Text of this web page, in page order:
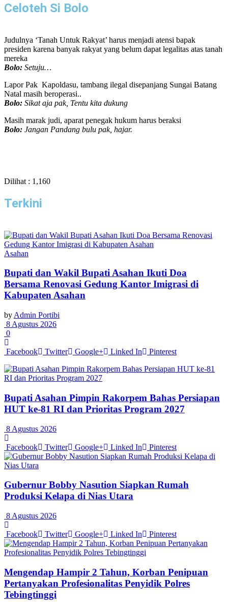
Celoteh Si Bolo
Judulnya ‘Tanah Untuk Rakyat’ harus menjadi atensi bapak
presiden karena banyak rakyat yang belum dapat legalitas atas tanah
mereka
Bolo: Setuju…
Lapor Pak Kapoldasu, tambang ilegal disepanjang Sungai Batang
Natal masih beroperasi..
Bolo: Sikat aja pak, Tentu kita dukung
Masih marak judi, aparat penegak hukum harus beraksi
Bolo: Jangan Pandang bulu pak, hajar.
Dilihat : 1,160
Terkini
Asahan
Bupati dan Wakil Bupati Asahan Ikuti Doa
Bersama Renovasi Gedung Kantor Imigrasi di
Kabupaten Asahan
by Admin Portibi
8 Agustus 2026
0
Facebook Twitter Google+ Linked In Pinterest
Bupati Asahan Pimpin Rakorpem Bahas Persiapan
HUT ke-81 RI dan Prioritas Program 2027
8 Agustus 2026
Facebook Twitter Google+ Linked In Pinterest
Gubernur Bobby Nasution Siapkan Rumah
Produksi Kelapa di Nias Utara
8 Agustus 2026
Facebook Twitter Google+ Linked In Pinterest
Mengendap Hampir 2 Tahun, Korban Penipuan
Pertanyakan Profesionalitas Penyidik Polres
Tebingtinggi